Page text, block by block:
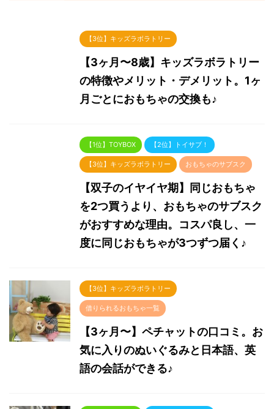
【3位】キッズラボラトリー
【3ヶ月〜8歳】キッズラボラトリー
の特徴やメリット・デメリット。1ヶ
月ごとにおもちゃの交換も♪
【1位】TOYBOX 【2位】トイサブ！
【3位】キッズラボラトリー おもちゃのサブスク
【双子のイヤイヤ期】同じおもちゃ
を2つ買うより、おもちゃのサブスク
がおすすめな理由。コスパ良し、一
度に同じおもちゃが3つずつ届く♪
【3位】キッズラボラトリー
借りられるおもちゃ一覧
【3ヶ月〜】ペチャットの口コミ。お
気に入りのぬいぐるみと日本語、英
語の会話ができる♪